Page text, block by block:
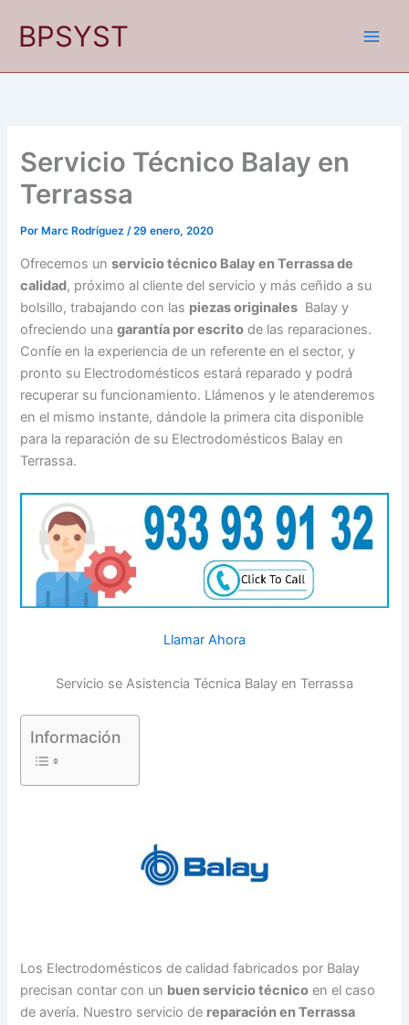
BPSYST
Servicio Técnico Balay en
Terrassa
Por Marc Rodríguez/29 enero, 2020
Ofrecemos unservicio técnico Balay en Terrassa de
calidad, próximo al cliente del servicio y más ceñido a su
bolsillo, trabajando con las piezas originales Balay y
ofreciendo unagarantía por escrito de las reparaciones.
Confíe en la experiencia de un referente en el sector, y
pronto su Electrodomésticos estará reparado y podrá
recuperar su funcionamiento. Llámenos y le atenderemos
en el mismo instante, dándole la primera cita disponible
para la reparación de su Electrodomésticos Balay en
Terrassa.
Llamar Ahora
Servicio se Asistencia Técnica Balay en Terrassa
Información
Los Electrodomésticos de calidad fabricados por Balay
precisan contar con un buen servicio técnico en el caso
de avería. Nuestro servicio de reparación en Terrassa